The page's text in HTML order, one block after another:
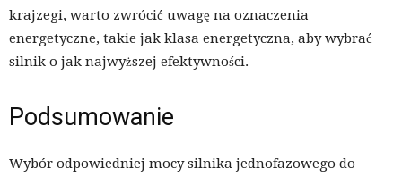
krajzegi, warto zwrócić uwagę na oznaczenia
energetyczne, takie jak klasa energetyczna, aby wybrać
silnik o jak najwyższej efektywności.
Podsumowanie
Wybór odpowiedniej mocy silnika jednofazowego do